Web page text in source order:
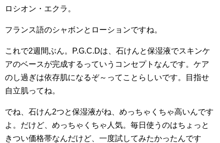
ロシオン・エクラ。
フランス語のシャボンとローションですね。
これで2週間ぶん。P.G.C.Dは、石けんと保湿液でスキンケ
アのベースが完成するっていうコンセプトなんです。ケア
のし過ぎは依存肌になるぞ～ってことらしいです。目指せ
自立肌ってね。
でね、石けん2つと保湿液がね、めっちゃくちゃ高いんです
よ。だけど、めっちゃくちゃ人気。毎日使うのはちょっと
きつい価格帯なんだけど、一度試してみたかったんです